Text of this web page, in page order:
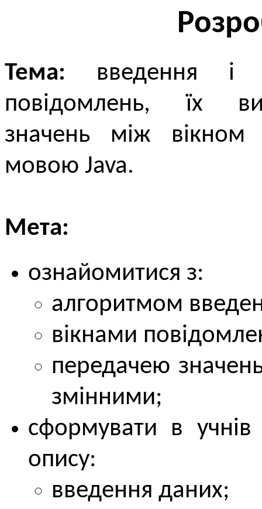
Тема: введення і
повідомлень, їх
значень між вікном
мовою Java.
Мета:
ознайомитися з:
алгоритмом
вікнами
передачею
змінними;
сформувати в учнів
опису:
введення даних;